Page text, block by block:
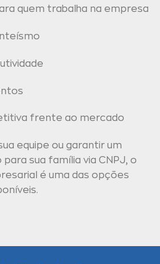
quem trabalha na empresa
frente ao mercado
equipe ou garantir um
sua família via CNPJ, o
é uma das opções